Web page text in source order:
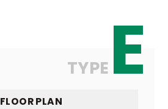
TYPE E
FLOOR PLAN